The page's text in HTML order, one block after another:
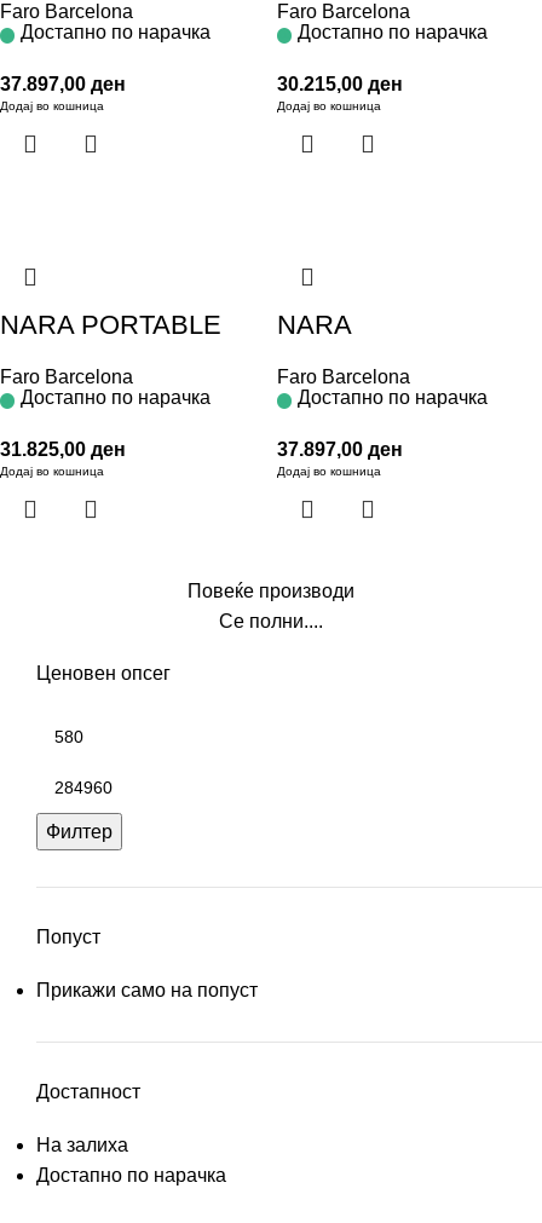
Ценовен опсег
Филтер
Попуст
Прикажи само на попуст
Достапност
На залиха
Достапно по нарачка
Faro Barcelona
Достапно по нарачка
37.897,00 ден
Додај во кошница
Faro Barcelona
Достапно по нарачка
30.215,00 ден
Додај во кошница
NARA PORTABLE
Faro Barcelona
Достапно по нарачка
31.825,00 ден
Додај во кошница
NARA
Faro Barcelona
Достапно по нарачка
37.897,00 ден
Додај во кошница
Повеќе производи
Се полни....